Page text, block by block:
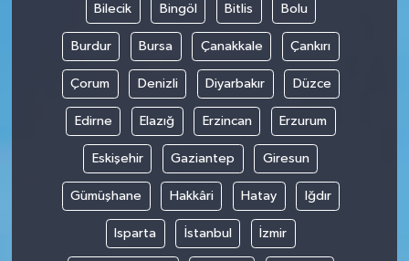
Bilecik Bingöl Bitlis Bolu
Burdur Bursa Çanakkale Çankırı
Çorum Denizli Diyarbakır Düzce
Edirne Elazığ Erzincan Erzurum
Eskişehir Gaziantep Giresun
Gümüşhane Hakkâri Hatay Iğdır
Isparta İstanbul İzmir